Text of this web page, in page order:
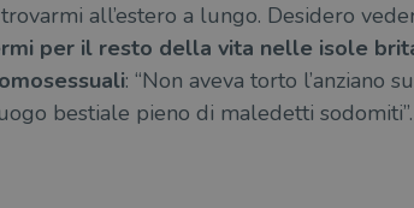
all’estero a lungo. Desidero
per il resto della vita nelle isole
: “Non aveva torto l’anziano
bestiale pieno di maledetti sodomiti”.